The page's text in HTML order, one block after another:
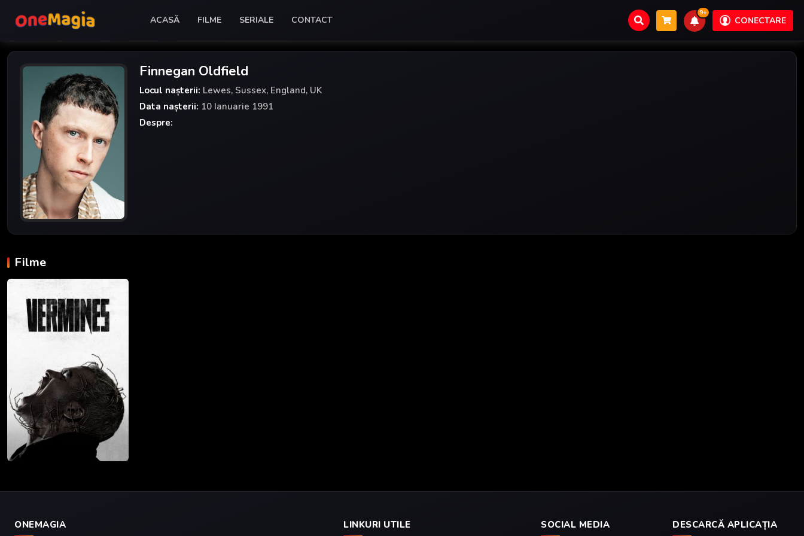
ACASĂ FILME SERIALE CONTACT
9+
CONECTARE
Finnegan Oldfield
Locul nașterii: Lewes, Sussex, England, UK
Data nașterii: 10 Ianuarie 1991
Despre:
Filme
ONEMAGIA LINKURI UTILE SOCIAL MEDIA DESCARCĂ APLICAȚIA